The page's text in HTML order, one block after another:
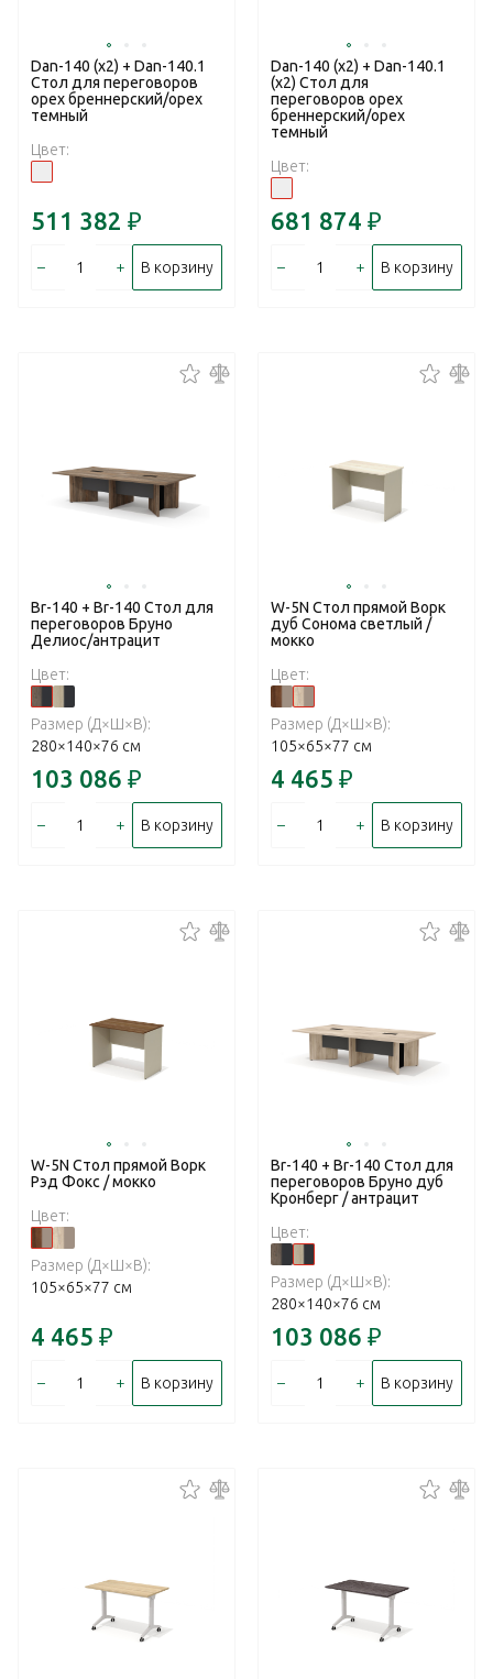
Dan-140 (x2) + Dan-140.1
Стол для переговоров
орех бреннерский/орех
темный
Цвет:
511 382 ₽
– + В корзину
Dan-140 (x2) + Dan-140.1
(x2) Стол для
переговоров орех
бреннерский/орех
темный
Цвет:
681 874 ₽
– + В корзину
Br-140 + Br-140 Стол для
переговоров Бруно
Делиос/антрацит
Цвет:
Размер (Д×Ш×В):
280×140×76 см
103 086 ₽
– + В корзину
W-5N Стол прямой Ворк
дуб Сонома светлый /
мокко
Цвет:
Размер (Д×Ш×В):
105×65×77 см
4 465 ₽
– + В корзину
W-5N Стол прямой Ворк
Рэд Фокс / мокко
Цвет:
Размер (Д×Ш×В):
105×65×77 см
4 465 ₽
– + В корзину
Br-140 + Br-140 Стол для
переговоров Бруно дуб
Кронберг / антрацит
Цвет:
Размер (Д×Ш×В):
280×140×76 см
103 086 ₽
– + В корзину